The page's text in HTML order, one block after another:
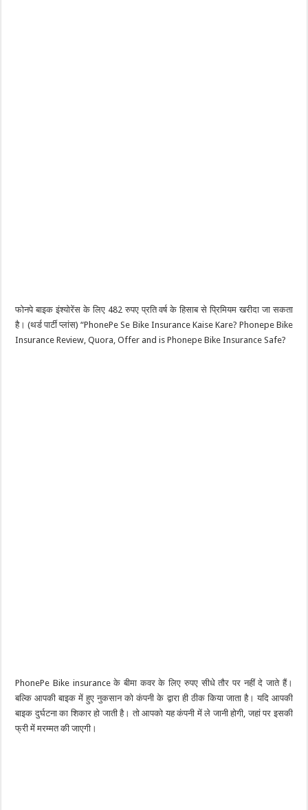
फोनपे बाइक इंश्योरेंस के लिए 482 रुपए प्रति वर्ष के हिसाब से प्रिमियम खरीदा जा सकता
है। (थर्ड पार्टी प्लांस) “PhonePe Se Bike Insurance Kaise Kare? Phonepe Bike
Insurance Review, Quora, Offer and is Phonepe Bike Insurance Safe?
PhonePe Bike insurance के बीमा कवर के लिए रुपए सीधे तौर पर नहीं दे जाते हैं।
बल्कि आपकी बाइक में हुए नुकसान को कंपनी के द्वारा ही ठीक किया जाता है। यदि आपकी
बाइक दुर्घटना का शिकार हो जाती है। तो आपको यह कंपनी में ले जानी होगी, जहां पर इसकी
फ्री में मरम्मत की जाएगी।